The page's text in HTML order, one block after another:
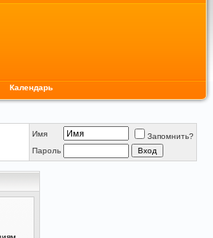
Календарь
Имя
Запомнить?
Пароль